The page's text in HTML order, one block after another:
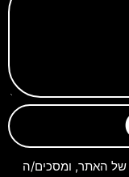
של האתר, ומסכים/ה